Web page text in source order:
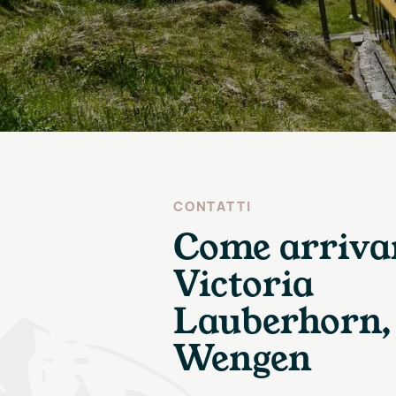
CONTATTI
Come
Victoria
Lauberhorn,
Wengen